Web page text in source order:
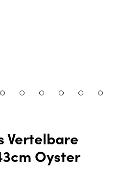
Vertelbare
Oyster